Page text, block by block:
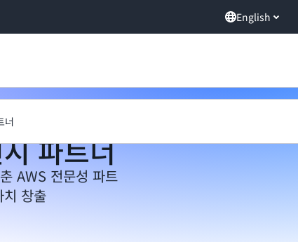
English
너
파트너
AWS 전문성 파트
창출